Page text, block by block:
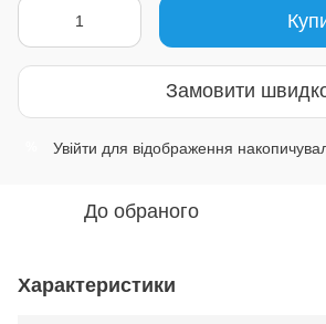
Замовити
Увійти для відображення
До обраного
Характеристики